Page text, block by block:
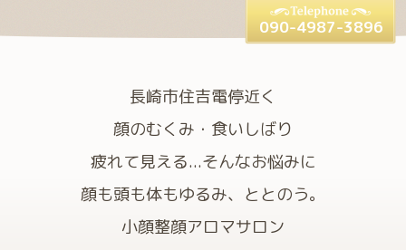
長崎市住吉電停近く
顔のむくみ・食いしばり
疲れて見える...そんなお悩みに
顔も頭も体もゆるみ、ととのう。
小顔整顔アロマサロン
090-4987-3896